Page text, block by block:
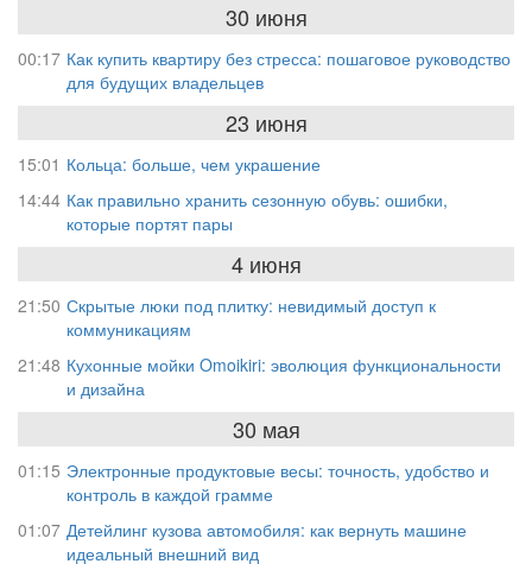
30 июня
00:17 Как купить квартиру без стресса: пошаговое руководство
для будущих владельцев
23 июня
15:01 Кольца: больше, чем украшение
14:44 Как правильно хранить сезонную обувь: ошибки,
которые портят пары
4 июня
21:50 Скрытые люки под плитку: невидимый доступ к
коммуникациям
21:48 Кухонные мойки Omoikiri: эволюция функциональности
и дизайна
30 мая
01:15 Электронные продуктовые весы: точность, удобство и
контроль в каждой грамме
01:07 Детейлинг кузова автомобиля: как вернуть машине
идеальный внешний вид